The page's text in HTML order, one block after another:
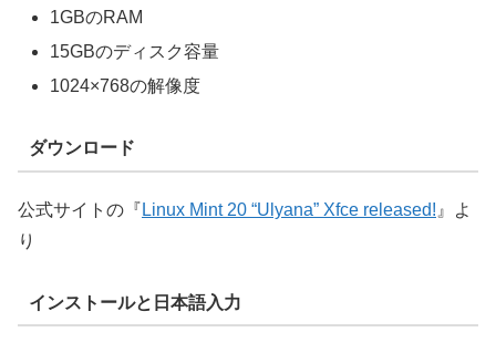
1GBのRAM
15GBのディスク容量
1024×768の解像度
ダウンロード
公式サイトの『 Linux Mint 20 “Ulyana” Xfce released! 』よ
り
インストールと日本語入力